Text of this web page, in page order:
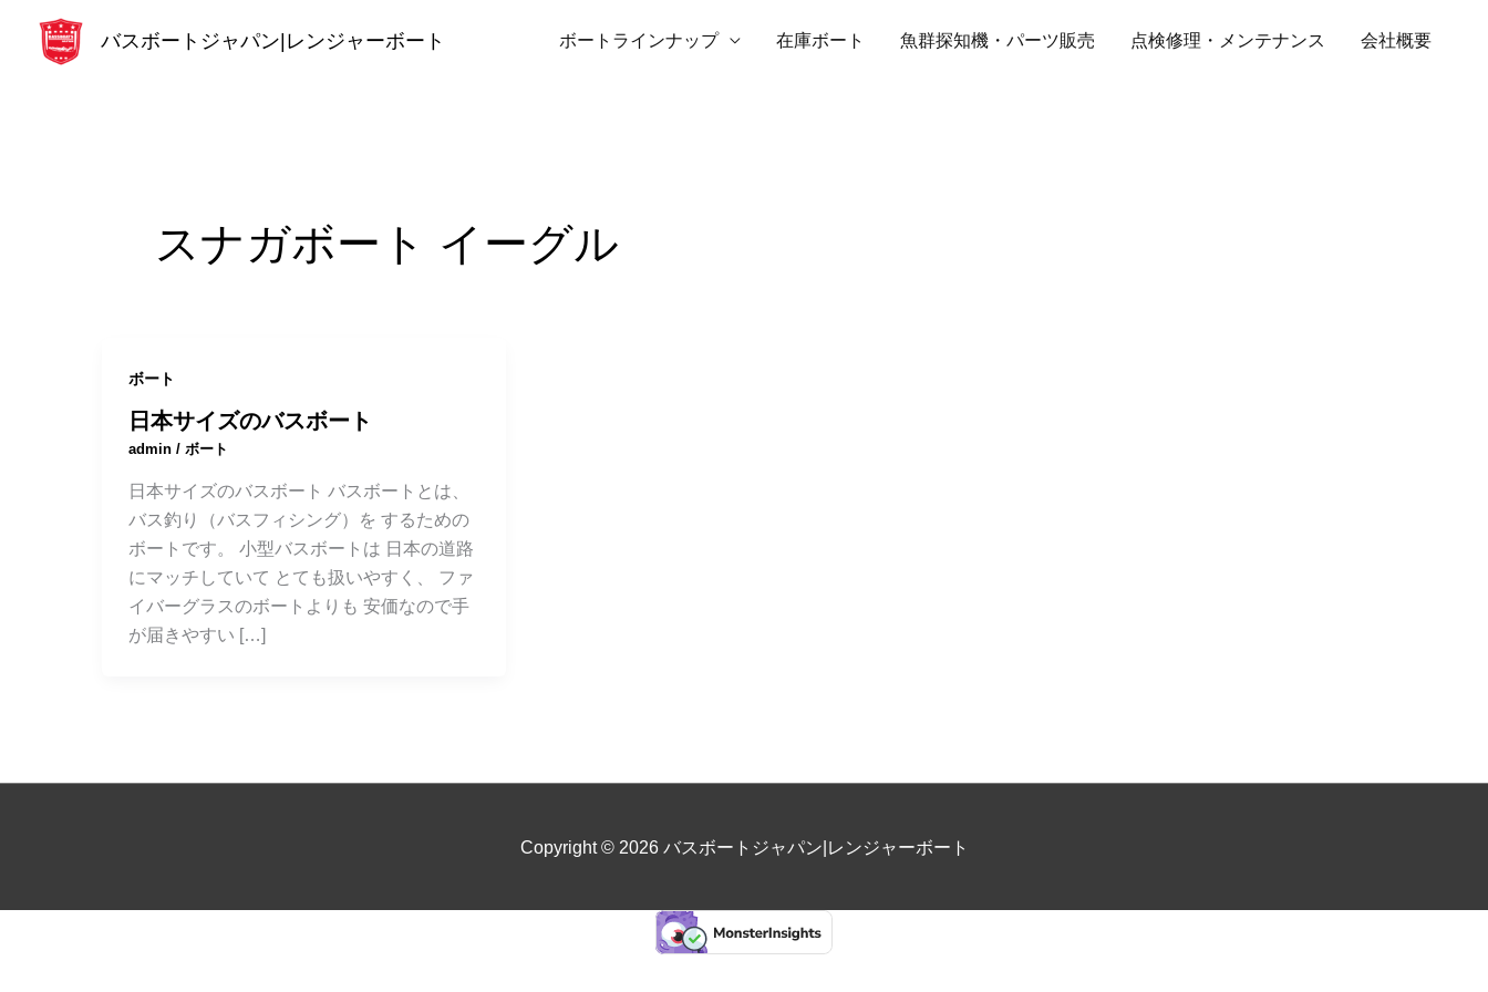
バスボートジャパン|レンジャーボート ボートラインナップ 在庫ボート 魚群探知機・パーツ販売 点検修理・メンテナンス 会社概要
スナガボート イーグル
ボート
日本サイズのバスボート
admin / ボート
日本サイズのバスボート バスボートとは、
バス釣り（バスフィシング）を するための
ボートです。 小型バスボートは 日本の道路
にマッチしていて とても扱いやすく、 ファ
イバーグラスのボートよりも 安価なので手
が届きやすい […]
Copyright © 2026 バスボートジャパン|レンジャーボート